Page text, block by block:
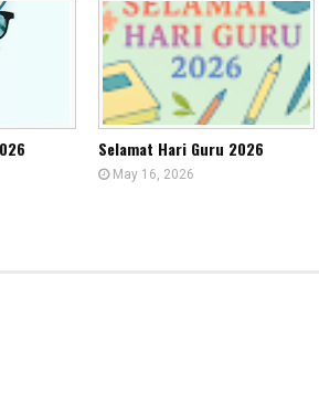
Selamat Hari Guru 2026
May 16, 2026